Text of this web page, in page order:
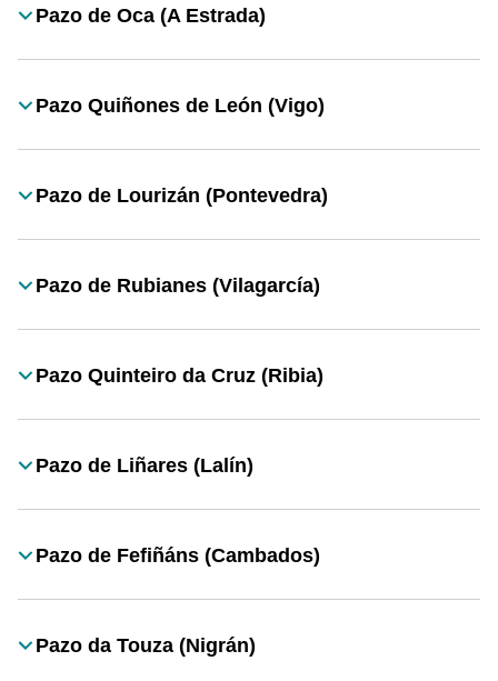
Título
Pazo de Oca (A Estrada)
Título
Pazo Quiñones de León (Vigo)
Título
Pazo de Lourizán (Pontevedra)
Título
Pazo de Rubianes (Vilagarcía)
Título
Pazo Quinteiro da Cruz (Ribia)
Título
Pazo de Liñares (Lalín)
Título
Pazo de Fefiñáns (Cambados)
Título
Pazo da Touza (Nigrán)